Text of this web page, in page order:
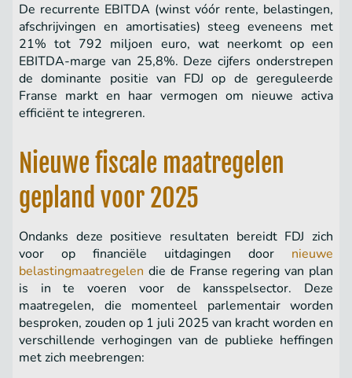
De recurrente EBITDA (winst vóór rente, belastingen,
afschrijvingen en amortisaties) steeg eveneens met
21% tot 792 miljoen euro, wat neerkomt op een
EBITDA-marge van 25,8%. Deze cijfers onderstrepen
de dominante positie van FDJ op de gereguleerde
Franse markt en haar vermogen om nieuwe activa
efficiënt te integreren.
Nieuwe fiscale maatregelen
gepland voor 2025
Ondanks deze positieve resultaten bereidt FDJ zich
voor op financiële uitdagingen door nieuwe
belastingmaatregelen die de Franse regering van plan
is in te voeren voor de kansspelsector. Deze
maatregelen, die momenteel parlementair worden
besproken, zouden op 1 juli 2025 van kracht worden en
verschillende verhogingen van de publieke heffingen
met zich meebrengen: